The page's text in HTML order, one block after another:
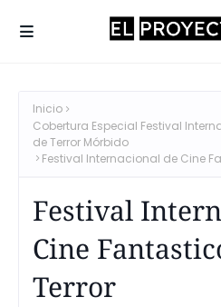
Inicio
Cobertura Especial Festival
de Terror Mórbido
Festival Internacional de Cine
Festival
Cine
Terror